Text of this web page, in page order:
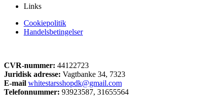
Links
Cookiepolitik
Handelsbetingelser
CVR-nummer: 44122723
Juridisk adresse: Vagtbanke 34, 7323
E-mail whitestarsshopdk@gmail.com
Telefonnummer: 93923587, 31655564